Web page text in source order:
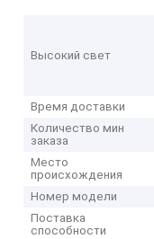
Высокий свет
Время доставки
Количество мин
заказа
Место
происхождения
Номер модели
Поставка
способности